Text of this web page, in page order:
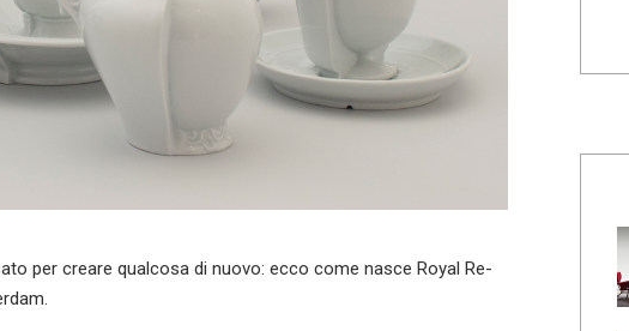
per creare qualcosa di nuovo: ecco come nasce Royal Re-